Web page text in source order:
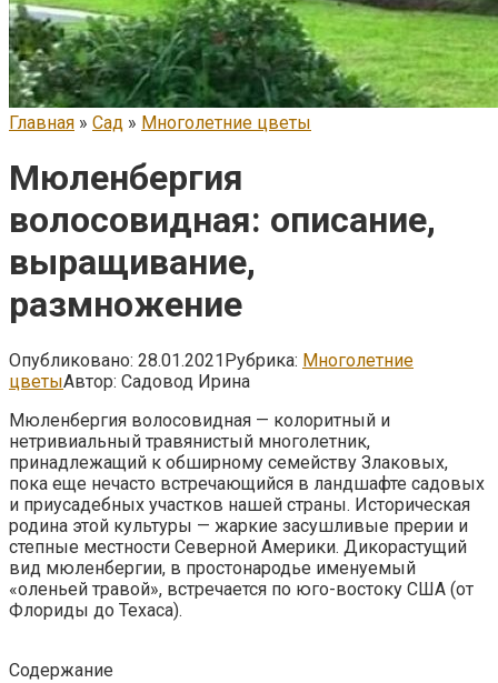
Главная » Сад » Многолетние цветы
Мюленбергия
волосовидная: описание,
выращивание,
размножение
Опубликовано: 28.01.2021Рубрика: Многолетние
цветыАвтор: Садовод Ирина
Мюленбергия волосовидная — колоритный и
нетривиальный травянистый многолетник,
принадлежащий к обширному семейству Злаковых,
пока еще нечасто встречающийся в ландшафте садовых
и приусадебных участков нашей страны. Историческая
родина этой культуры — жаркие засушливые прерии и
степные местности Северной Америки. Дикорастущий
вид мюленбергии, в простонародье именуемый
«оленьей травой», встречается по юго-востоку США (от
Флориды до Техаса).
Содержание